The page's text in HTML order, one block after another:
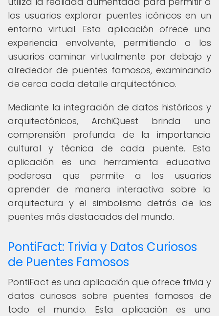
los usuarios explorar puentes icónicos en un
entorno virtual. Esta aplicación ofrece una
experiencia envolvente, permitiendo a los
usuarios caminar virtualmente por debajo y
alrededor de puentes famosos, examinando
de cerca cada detalle arquitectónico.
Mediante la integración de datos históricos y
arquitectónicos, ArchiQuest brinda una
comprensión profunda de la importancia
cultural y técnica de cada puente. Esta
aplicación es una herramienta educativa
poderosa que permite a los usuarios
aprender de manera interactiva sobre la
arquitectura y el simbolismo detrás de los
puentes más destacados del mundo.
PontiFact: Trivia y Datos Curiosos
de Puentes Famosos
PontiFact es una aplicación que ofrece trivia y
datos curiosos sobre puentes famosos de
todo el mundo. Esta aplicación es una